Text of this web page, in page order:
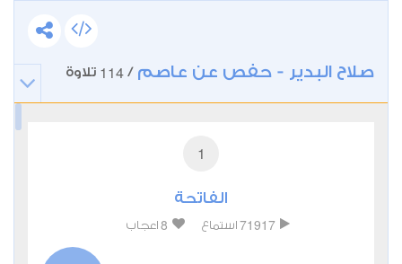
صلاح البدير - حفص عن عاصم /
114 تلاوة
1
الفاتحة
71917 استماع 8 اعجاب